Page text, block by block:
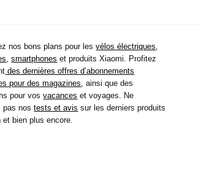
nos bons plans pour lesvélos électriques
,smartphones et produits Xiaomi. Profitez
des dernières offres d’abonnements
pour des magazines , ainsi que des
pour vosvacances et voyages. Ne
pas nostests et avis sur les derniers produits
et bien plus encore.